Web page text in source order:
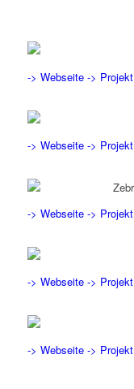
-> Webseite -> Projekt
-> Webseite -> Projekt
-> Webseite -> Projekt
-> Webseite -> Projekt
-> Webseite -> Projekt